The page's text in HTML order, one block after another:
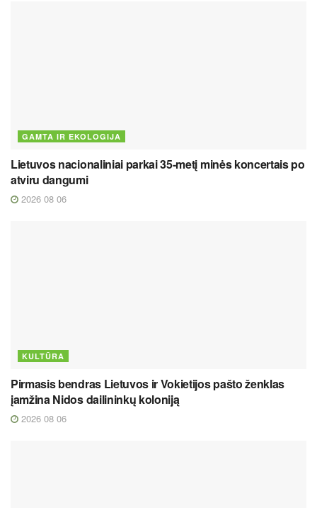
GAMTA IR EKOLOGIJA
Lietuvos nacionaliniai parkai 35-metį minės koncertais po
atviru dangumi
2026 08 06
KULTŪRA
Pirmasis bendras Lietuvos ir Vokietijos pašto ženklas
įamžina Nidos dailininkų koloniją
2026 08 06